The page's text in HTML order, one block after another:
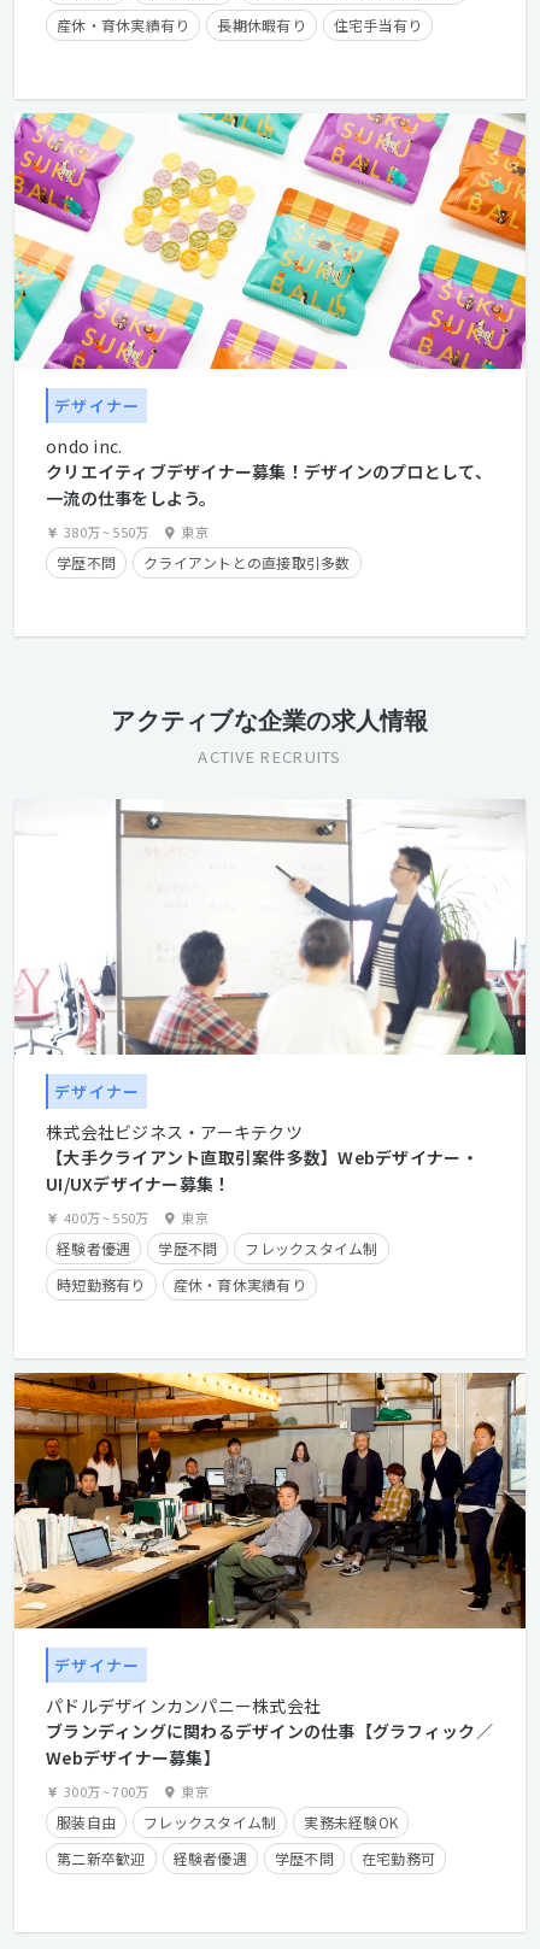
産休・育休実績有り
長期休暇有り
住宅手当有り
デザイナー
ondo inc.
クリエイティブデザイナー募集！デザインのプロとして、
一流の仕事をしよう。
380万~550万 東京
学歴不問 クライアントとの直接取引多数
アクティブな企業の求人情報
ACTIVE RECRUITS
デザイナー
株式会社ビジネス・アーキテクツ
【大手クライアント直取引案件多数】Webデザイナー・
UI/UXデザイナー募集！
400万~550万 東京
経験者優遇 学歴不問
フレックスタイム制
時短勤務有り
産休・育休実績有り
デザイナー
パドルデザインカンパニー株式会社
ブランディングに関わるデザインの仕事【グラフィック／
Webデザイナー募集】
300万~700万 東京
服装自由 フレックスタイム制
実務未経験OK
第二新卒歓迎
経験者優遇 学歴不問
在宅勤務可
クライアントとの直接取引多数
経験浅めOK